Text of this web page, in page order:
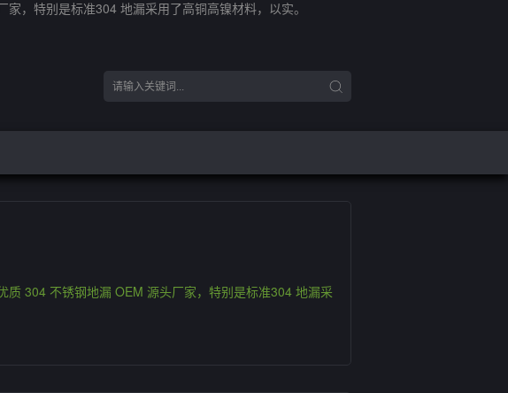
，特别是标准304 地漏采用了高铜高镍材料，以实。
304 不锈钢地漏 OEM 源头厂家，特别是标准304 地漏采